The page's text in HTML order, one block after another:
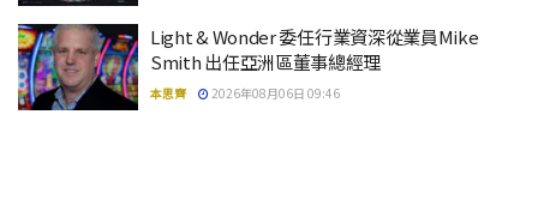
Light & Wonder 委任行業資深從業員Mike
Smith 出任亞洲區董事總經理
本思齊 2026年08月06日 09:46